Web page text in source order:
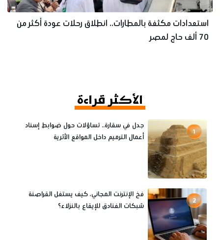
استعدادات مكثفة بالمطارات.. انطلاق رحلات عودة أكثر من
70 ألف حاج لمصر
الأكثر قراءة
1
جدل في سقارة.. تساؤلات حول ضوابط إسناد
أعمال الترميم داخل المواقع الأثرية
2
فخ الإنترنت المجاني، كيف يستغل القراصنة
شبكات الفنادق للإيقاع بالنزلاء؟